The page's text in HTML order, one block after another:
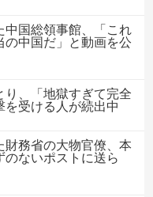
中国総領事館、「これ
の中国だ」と動画を公
り、「地獄すぎて完全
受ける人が続出中
財務省の大物官僚、本
ないポストに送ら